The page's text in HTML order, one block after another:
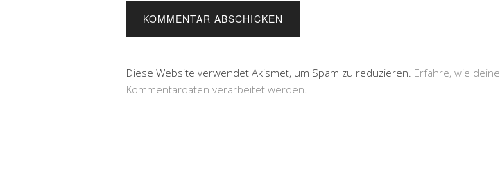
Diese Website verwendet Akismet, um Spam zu reduzieren. Erfahre, wie deine
Kommentardaten verarbeitet werden.